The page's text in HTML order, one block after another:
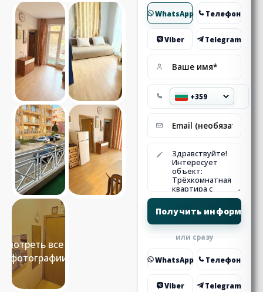
Смотреть все 13
фотографии
WhatsApp Телефон
Viber Telegram
или сразу
WhatsApp Телефон
Viber Telegram